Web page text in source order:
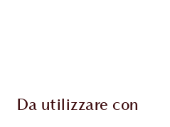
Da utilizzare con